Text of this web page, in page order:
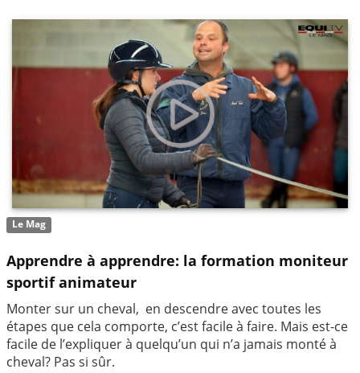
Le Mag
Apprendre à apprendre: la formation moniteur
sportif animateur
Monter sur un cheval, en descendre avec toutes les
étapes que cela comporte, c’est facile à faire. Mais est-ce
facile de l’expliquer à quelqu’un qui n’a jamais monté à
cheval? Pas si sûr.